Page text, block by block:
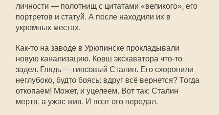
личности — полотнищ с цитатами «великого», его
портретов и статуй. А после находили их в
укромных местах.
Как-то на заводе в Урюпинске прокладывали
новую канализацию. Ковш экскаватора что-то
задел. Глядь — гипсовый Сталин. Его схоронили
неглубоко, будто боясь: вдруг всё вернется? Тогда
откопаем! Может, и уцелеем. Вот так: Сталин
мертв, а ужас жив. И поэт его передал.